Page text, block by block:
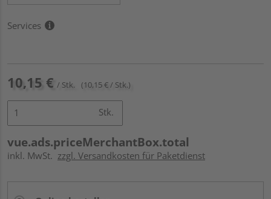
Services
10,15 € / Stk. (10,15 € / Stk.)
Stk.
vue.ads.priceMerchantBox.total
inkl. MwSt. zzgl. Versandkosten für Paketdienst